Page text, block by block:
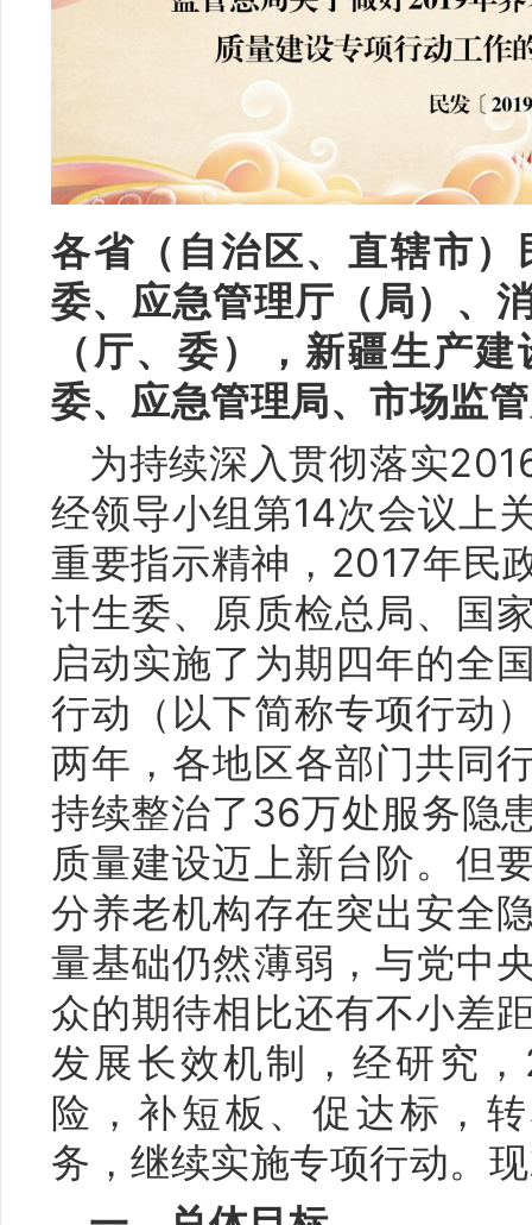
各省（自治区、直辖市
委、应急管理厅（局）、
（厅、委），新疆生产
委、应急管理局、市场监
为持续深入贯彻落实
经领导小组第14次会议上
重要指示精神，2017年民
计生委、原质检总局、国
启动实施了为期四年的全
行动（以下简称专项行动
两年，各地区各部门共同
持续整治了36万处服务隐
质量建设迈上新台阶。但
分养老机构存在突出安全
量基础仍然薄弱，与党中
众的期待相比还有不小差
发展长效机制，经研究
险，补短板、促达标，
务，继续实施专项行动。